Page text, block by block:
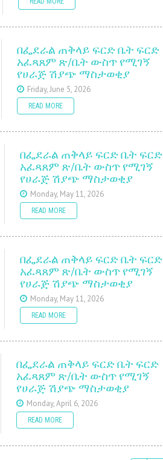
በፌደራል ጠቅላይ ፍርድ ቤት ፍርድ
አፈጻጸም ጽ/ቤት ውስጥ የሚገኝ
የሀራጅ ሽያጭ ማስታወቂያ
Friday, June 5, 2026
READ MORE
በፌደራል ጠቅላይ ፍርድ ቤት ፍርድ
አፈጻጸም ጽ/ቤት ውስጥ የሚገኝ
የሀራጅ ሽያጭ ማስታወቂያ
Monday, May 11, 2026
READ MORE
በፌደራል ጠቅላይ ፍርድ ቤት ፍርድ
አፈጻጸም ጽ/ቤት ውስጥ የሚገኝ
የሀራጅ ሽያጭ ማስታወቂያ
Monday, May 11, 2026
READ MORE
በፌደራል ጠቅላይ ፍርድ ቤት ፍርድ
አፈጻጸም ጽ/ቤት ውስጥ የሚገኝ
የሀራጅ ሽያጭ ማስታወቂያ
Monday, April 6, 2026
READ MORE